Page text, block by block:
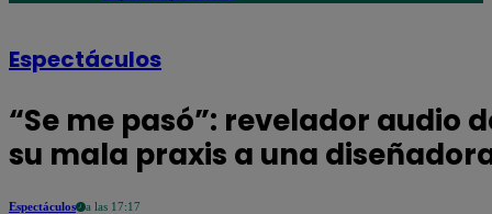
Espectáculos
“Se me pasó”: revelador audio
su mala praxis a una
Espectáculos a las 17:17